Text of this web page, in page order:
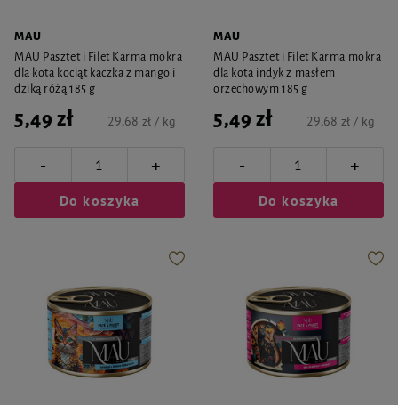
MAU
MAU Pasztet i Filet Karma mokra
dla kota kociąt kaczka z mango i
dziką różą 185 g
5,49 zł 29,68 zł / kg
- +
Do koszyka
MAU
MAU Pasztet i Filet Karma mokra
dla kota indyk z masłem
orzechowym 185 g
5,49 zł 29,68 zł / kg
- +
Do koszyka